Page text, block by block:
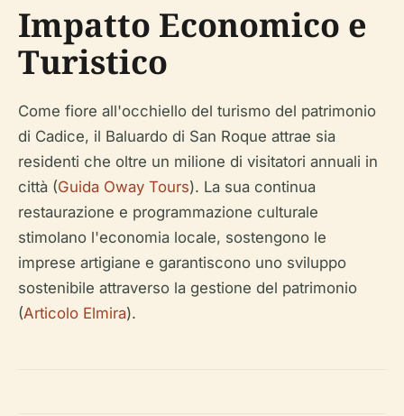
Impatto Economico e
Turistico
Come fiore all'occhiello del turismo del patrimonio
di Cadice, il Baluardo di San Roque attrae sia
residenti che oltre un milione di visitatori annuali in
città (Guida Oway Tours). La sua continua
restaurazione e programmazione culturale
stimolano l'economia locale, sostengono le
imprese artigiane e garantiscono uno sviluppo
sostenibile attraverso la gestione del patrimonio
(Articolo Elmira).